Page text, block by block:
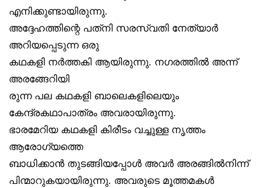
എനിക്കുണ്ടായിരുന്നു.
അദ്ദേഹത്തിന്റെ പത്‌നി സരസ്വതി നേത്യാർ
അറിയപ്പെടുന്ന ഒരു
കഥകളി നർത്തകി ആയിരുന്നു. നഗരത്തിൽ അന്ന്
അരങ്ങേറിയി
രുന്ന പല കഥകളി ബാലെകളിലെയും
കേന്ദ്രകഥാപാത്രം അവരായിരുന്നു.
ഭാരമേറിയ കഥകളി കിരീടം വച്ചുള്ള നൃത്തം
ആരോഗ്യത്തെ
ബാധിക്കാൻ തുടങ്ങിയപ്പോൾ അവർ അരങ്ങിൽനിന്ന്
പിന്മാറുകയായിരുന്നു. അവരുടെ മൂത്തമകൾ